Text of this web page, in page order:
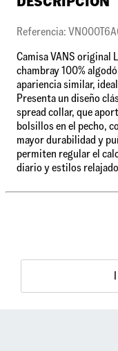
Referencia:
Camisa VANS original
chambray 100%
apariencia similar,
Presenta un diseño
spread collar, que
bolsillos en el pecho,
mayor durabilidad y
permiten regular el
diario y estilos